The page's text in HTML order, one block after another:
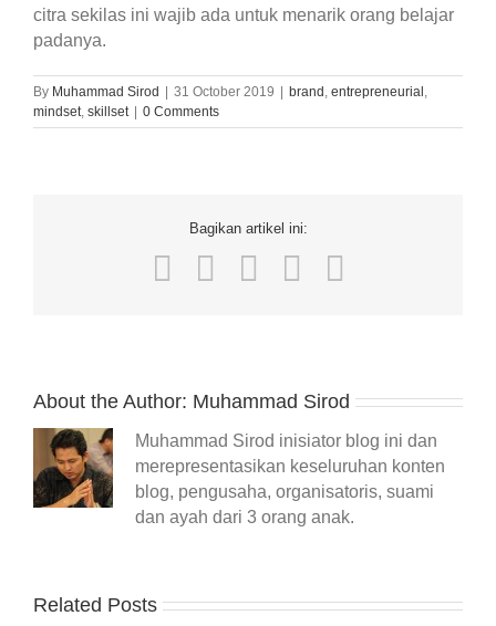
citra sekilas ini wajib ada untuk menarik orang belajar
padanya.
By Muhammad Sirod 31 October 2019 brand , entrepreneurial ,
mindset, skillset 0 Comments
Bagikan artikel ini:
Facebook
TwitterLinkedInWhatsApp
About the Author: Muhammad Sirod
Muhammad Sirod inisiator blog ini dan
merepresentasikan keseluruhan konten
blog, pengusaha, organisatoris, suami
dan ayah dari 3 orang anak.
Related Posts